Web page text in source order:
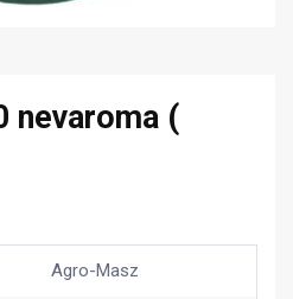
nevaroma (
Agro-Masz